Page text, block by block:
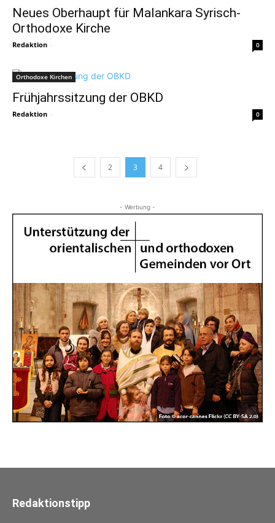
Neues Oberhaupt für Malankara Syrisch-
Orthodoxe Kirche
Redaktion - 0
Orthodoxe Kirchen
Frühjahrssitzung der OBKD
Redaktion - 0
2 3 4
- Werbung -
Redaktionstipp